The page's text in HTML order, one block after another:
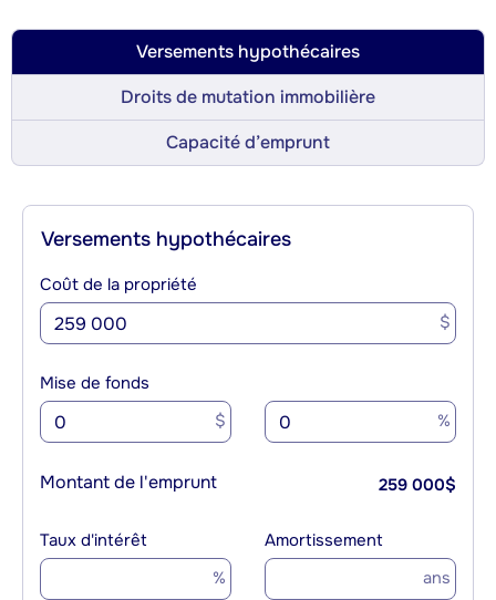
Versements hypothécaires
Droits de mutation immobilière
Capacité d’emprunt
Versements hypothécaires
Coût de la propriété
$
Mise de fonds
$ %
Montant de l'emprunt 259 000$
Taux d'intérêt
%
Amortissement
ans